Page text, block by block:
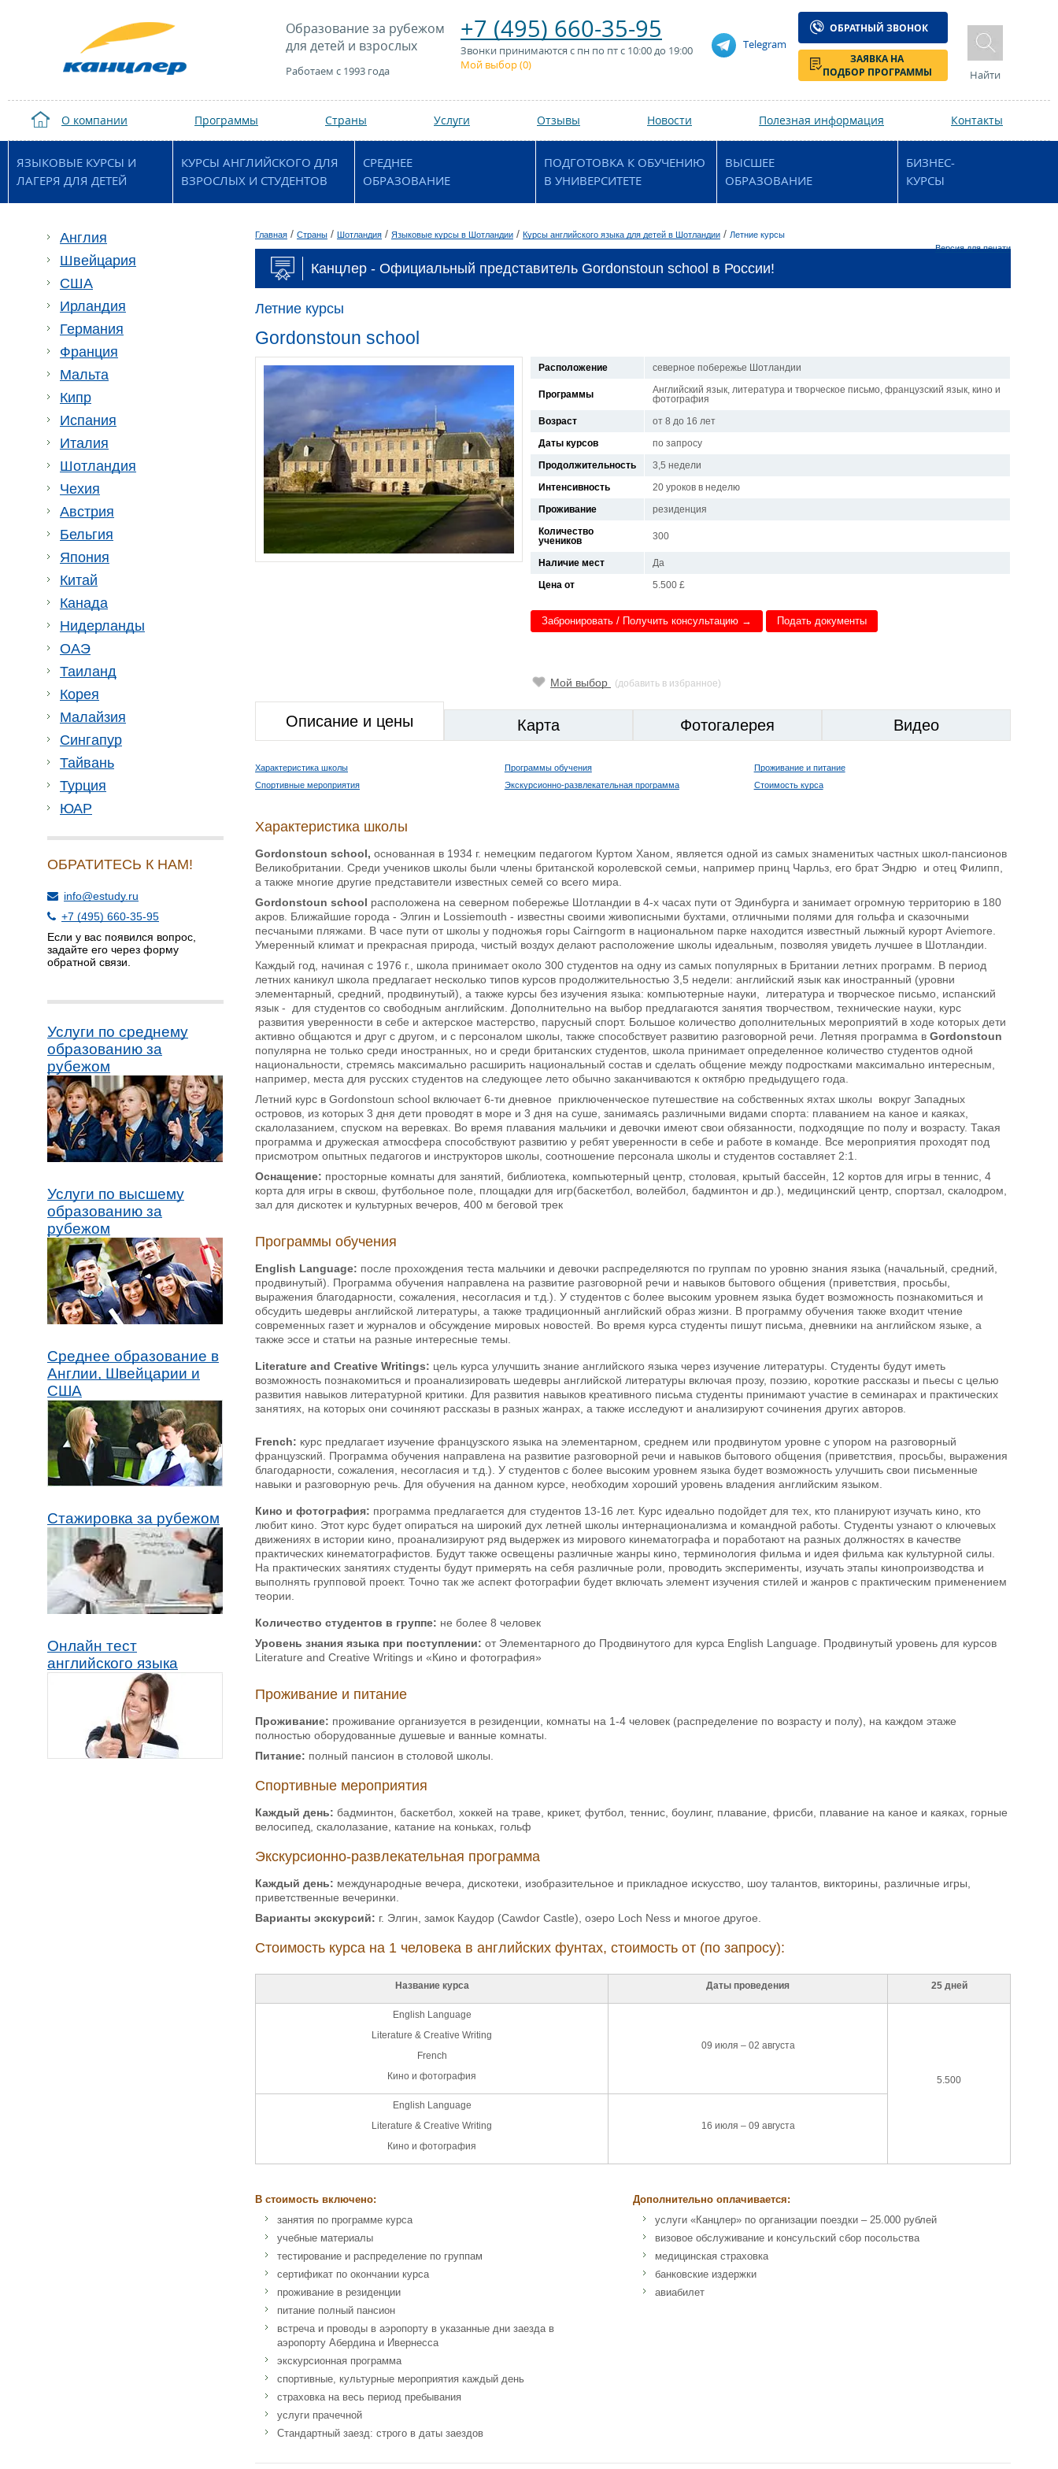
Образование за рубежом
для детей и взрослых
Работаем с 1993 года
+7 (495) 660-35-95
Звонки принимаются с пн по пт с 10:00 до 19:00
Мой выбор (0)
Telegram
ОБРАТНЫЙ ЗВОНОК
ЗАЯВКА НА
ПОДБОР ПРОГРАММЫ
Найти
О компании Программы Страны Услуги Отзывы Новости Полезная информация Контакты
ЯЗЫКОВЫЕ КУРСЫ И
ЛАГЕРЯ ДЛЯ ДЕТЕЙ
КУРСЫ АНГЛИЙСКОГО ДЛЯ
ВЗРОСЛЫХ И СТУДЕНТОВ
СРЕДНЕЕ
ОБРАЗОВАНИЕ
ПОДГОТОВКА К ОБУЧЕНИЮ
В УНИВЕРСИТЕТЕ
ВЫСШЕЕ
ОБРАЗОВАНИЕ
БИЗНЕС-
КУРСЫ
Англия
Швейцария
США
Ирландия
Германия
Франция
Мальта
Кипр
Испания
Италия
Шотландия
Чехия
Австрия
Бельгия
Япония
Китай
Канада
Нидерланды
ОАЭ
Таиланд
Корея
Малайзия
Сингапур
Тайвань
Турция
ЮАР
ОБРАТИТЕСЬ К НАМ!
info@estudy.ru
+7 (495) 660-35-95
Если у вас появился вопрос,
задайте его через форму
обратной связи.
Услуги по среднему
образованию за
рубежом
Услуги по высшему
образованию за
рубежом
Среднее образование в
Англии, Швейцарии и
США
Стажировка за рубежом
Онлайн тест
английского языка
Главная / Страны / Шотландия / Языковые курсы в Шотландии / Курсы английского языка для детей в Шотландии / Летние курсы
Версия для печати
Канцлер - Официальный представитель Gordonstoun school в России!
Летние курсы
Gordonstoun school
Расположение северное побережье Шотландии
Программы
Английский язык, литература и творческое письмо, французский язык, кино и
фотография
Возраст
от 8 до 16 лет
Даты курсов
по запросу
Продолжительность
3,5 недели
Интенсивность
20 уроков в неделю
Проживание
резиденция
Количество
учеников
300
Наличие мест
Да
Цена от
5.500 £
Забронировать / Получить консультацию → Подать документы
Мой выбор (добавить в избранное)
Описание и цены Карта Фотогалерея Видео
Характеристика школы Программы обучения
Проживание и питание
Спортивные мероприятия
Экскурсионно-развлекательная программа Стоимость курса
Характеристика школы
Gordonstoun school, основанная в 1934 г. немецким педагогом Куртом Ханом, является одной из самых знаменитых частных школ-пансионов
Великобритании. Среди учеников школы были члены британской королевской семьи, например принц Чарльз, его брат Эндрю и отец Филипп,
а также многие другие представители известных семей со всего мира.
Gordonstoun school расположена на северном побережье Шотландии в 4-х часах пути от Эдинбурга и занимает огромную территорию в 180
акров. Ближайшие города - Элгин и Lossiemouth - известны своими живописными бухтами, отличными полями для гольфа и сказочными
песчаными пляжами. В часе пути от школы у подножья горы Cairngorm в национальном парке находится известный лыжный курорт Aviemore.
Умеренный климат и прекрасная природа, чистый воздух делают расположение школы идеальным, позволяя увидеть лучшее в Шотландии.
Каждый год, начиная с 1976 г., школа принимает около 300 студентов на одну из самых популярных в Британии летних программ. В период
летних каникул школа предлагает несколько типов курсов продолжительностью 3,5 недели: английский язык как иностранный (уровни
элементарный, средний, продвинутый), а также курсы без изучения языка: компьютерные науки, литература и творческое письмо, испанский
язык - для студентов со свободным английским. Дополнительно на выбор предлагаются занятия творчеством, технические науки, курс
развития уверенности в себе и актерское мастерство, парусный спорт. Большое количество дополнительных мероприятий в ходе которых дети
активно общаются и друг с другом, и с персоналом школы, также способствует развитию разговорной речи. Летняя программа в Gordonstoun
популярна не только среди иностранных, но и среди британских студентов, школа принимает определенное количество студентов одной
национальности, стремясь максимально расширить национальный состав и сделать общение между подростками максимально интересным,
например, места для русских студентов на следующее лето обычно заканчиваются к октябрю предыдущего года.
Летний курс в Gordonstoun school включает 6-ти дневное приключенческое путешествие на собственных яхтах школы вокруг Западных
островов, из которых 3 дня дети проводят в море и 3 дня на суше, занимаясь различными видами спорта: плаванием на каное и каяках,
скалолазанием, спуском на веревках. Во время плавания мальчики и девочки имеют свои обязанности, подходящие по полу и возрасту. Такая
программа и дружеская атмосфера способствуют развитию у ребят уверенности в себе и работе в команде. Все мероприятия проходят под
присмотром опытных педагогов и инструкторов школы, соотношение персонала школы и студентов составляет 2:1.
Оснащение: просторные комнаты для занятий, библиотека, компьютерный центр, столовая, крытый бассейн, 12 кортов для игры в теннис, 4
корта для игры в сквош, футбольное поле, площадки для игр(баскетбол, волейбол, бадминтон и др.), медицинский центр, спортзал, скалодром,
зал для дискотек и культурных вечеров, 400 м беговой трек
Программы обучения
English Language: после прохождения теста мальчики и девочки распределяются по группам по уровню знания языка (начальный, средний,
продвинутый). Программа обучения направлена на развитие разговорной речи и навыков бытового общения (приветствия, просьбы,
выражения благодарности, сожаления, несогласия и т.д.). У студентов с более высоким уровнем языка будет возможность познакомиться и
обсудить шедевры английской литературы, а также традиционный английский образ жизни. В программу обучения также входит чтение
современных газет и журналов и обсуждение мировых новостей. Во время курса студенты пишут письма, дневники на английском языке, а
также эссе и статьи на разные интересные темы.
Literature and Creative Writings: цель курса улучшить знание английского языка через изучение литературы. Студенты будут иметь
возможность познакомиться и проанализировать шедевры английской литературы включая прозу, поэзию, короткие рассказы и пьесы с целью
развития навыков литературной критики. Для развития навыков креативного письма студенты принимают участие в семинарах и практических
занятиях, на которых они сочиняют рассказы в разных жанрах, а также исследуют и анализируют сочинения других авторов.
French: курс предлагает изучение французского языка на элементарном, среднем или продвинутом уровне с упором на разговорный
французский. Программа обучения направлена на развитие разговорной речи и навыков бытового общения (приветствия, просьбы, выражения
благодарности, сожаления, несогласия и т.д.). У студентов с более высоким уровнем языка будет возможность улучшить свои письменные
навыки и разговорную речь. Для обучения на данном курсе, необходим хороший уровень владения английским языком.
Кино и фотография: программа предлагается для студентов 13-16 лет. Курс идеально подойдет для тех, кто планируют изучать кино, кто
любит кино. Этот курс будет опираться на широкий дух летней школы интернационализма и командной работы. Студенты узнают о ключевых
движениях в истории кино, проанализируют ряд выдержек из мирового кинематографа и поработают на разных должностях в качестве
практических кинематографистов. Будут также освещены различные жанры кино, терминология фильма и идея фильма как культурной силы.
На практических занятиях студенты будут примерять на себя различные роли, проводить эксперименты, изучать этапы кинопроизводства и
выполнять групповой проект. Точно так же аспект фотографии будет включать элемент изучения стилей и жанров с практическим применением
теории.
Количество студентов в группе: не более 8 человек
Уровень знания языка при поступлении: от Элементарного до Продвинутого для курса English Language. Продвинутый уровень для курсов
Literature and Creative Writings и «Кино и фотография»
Проживание и питание
Проживание: проживание организуется в резиденции, комнаты на 1-4 человек (распределение по возрасту и полу), на каждом этаже
полностью оборудованные душевые и ванные комнаты.
Питание: полный пансион в столовой школы.
Спортивные мероприятия
Каждый день: бадминтон, баскетбол, хоккей на траве, крикет, футбол, теннис, боулинг, плавание, фрисби, плавание на каное и каяках, горные
велосипед, скалолазание, катание на коньках, гольф
Экскурсионно-развлекательная программа
Каждый день: международные вечера, дискотеки, изобразительное и прикладное искусство, шоу талантов, викторины, различные игры,
приветственные вечеринки.
Варианты экскурсий: г. Элгин, замок Каудор (Cawdor Castle), озеро Loch Ness и многое другое.
Стоимость курса на 1 человека в английских фунтах, стоимость от (по запросу):
Название курса Даты проведения 25 дней
English Language
Literature & Creative Writing
French
Кино и фотография
09 июля – 02 августа
5.500
English Language
Literature & Creative Writing
Кино и фотография
16 июля – 09 августа
В стоимость включено:
занятия по программе курса
учебные материалы
тестирование и распределение по группам
сертификат по окончании курса
проживание в резиденции
питание полный пансион
встреча и проводы в аэропорту в указанные дни заезда в
аэропорту Абердина и Ивернесса
экскурсионная программа
спортивные, культурные мероприятия каждый день
страховка на весь период пребывания
услуги прачечной
Стандартный заезд: строго в даты заездов
Дополнительно оплачивается:
услуги «Канцлер» по организации поездки – 25.000 рублей
визовое обслуживание и консульский сбор посольства
медицинская страховка
банковские издержки
авиабилет